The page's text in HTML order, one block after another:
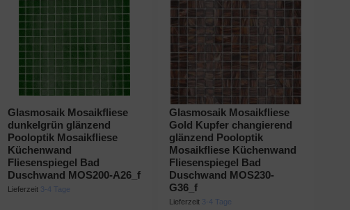
Glasmosaik Mosaikfliese
dunkelgrün glänzend
Pooloptik Mosaikfliese
Küchenwand
Fliesenspiegel Bad
Duschwand MOS200-A26_f
Lieferzeit 3-4 Tage
Glasmosaik Mosaikfliese
Gold Kupfer changierend
glänzend Pooloptik
Mosaikfliese Küchenwand
Fliesenspiegel Bad
Duschwand MOS230-
G36_f
Lieferzeit 3-4 Tage